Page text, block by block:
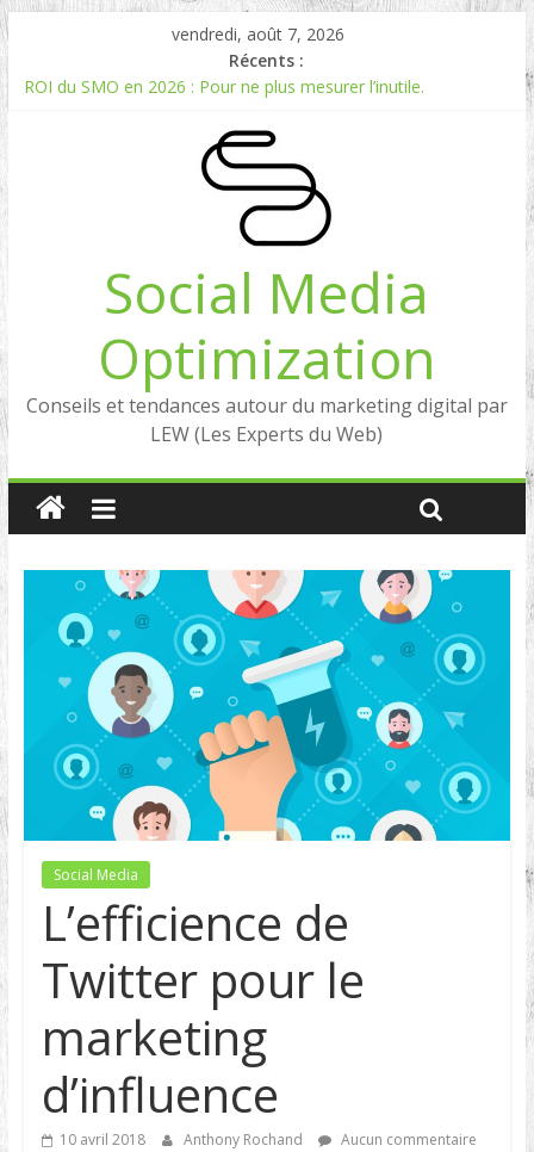
vendredi, août 7, 2026
Récents :
ROI du SMO en 2026 : Pour ne plus mesurer l’inutile.
Experts en Social Listening en France : qui sont les références
Reddit, la brique manquante entre Social Intelligence et AIO
Comment votre e-réputation dépend du social listening et des
Social Media
Optimization
Conseils et tendances autour du marketing digital par
LEW (Les Experts du Web)
Social Media
L’efficience de
Twitter pour le
marketing
d’influence
10 avril 2018 Anthony Rochand
Aucun commentaire